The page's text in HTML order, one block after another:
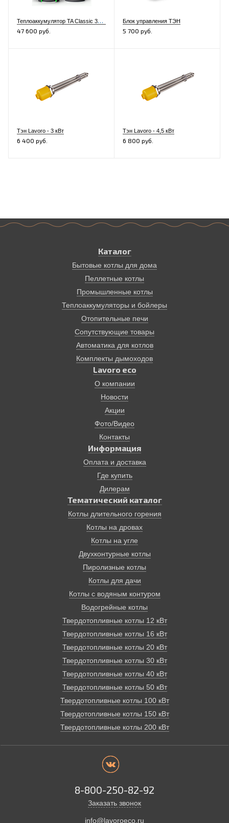
Т
еплоаккумулятор TA Classic 300 литров
47 600 руб.
Блок управления ТЭН
5 700 руб.
Тэн Lavoro - 3 кВт
6 400 руб.
Тэн Lavoro - 4,5 кВт
6 800 руб.
Каталог
Бытовые котлы для дома
Пеллетные котлы
Промышленные котлы
Теплоаккумуляторы и бойлеры
Отопительные печи
Сопутствующие товары
Автоматика для котлов
Комплекты дымоходов
Lavoro eco
О компании
Новости
Акции
Фото/Видео
Контакты
Информация
Оплата и доставка
Где купить
Дилерам
Тематический каталог
Котлы длительного горения
Котлы на дровах
Котлы на угле
Двухконтурные котлы
Пиролизные котлы
Котлы для дачи
Котлы с водяным контуром
Водогрейные котлы
Твердотопливные котлы 12 кВт
Твердотопливные котлы 16 кВт
Твердотопливные котлы 20 кВт
Твердотопливные котлы 30 кВт
Твердотопливные котлы 40 кВт
Твердотопливные котлы 50 кВт
Твердотопливные котлы 100 кВт
Твердотопливные котлы 150 кВт
Твердотопливные котлы 200 кВт
8-800-250-82-92
Заказать звонок
info@lavoroeco.ru